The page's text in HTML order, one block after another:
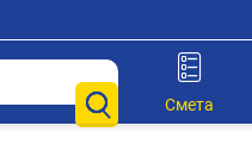
Смета